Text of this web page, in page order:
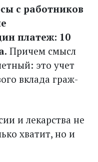
с работников
платеж: 10
Причем смысл
это учет
вклада граж­
и лекарства не
хватит, но и